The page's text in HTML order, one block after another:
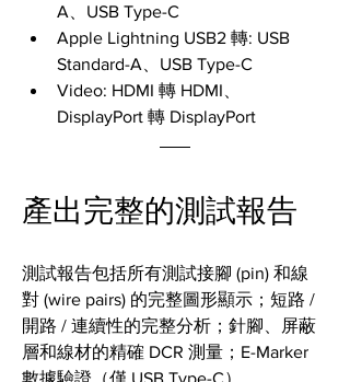
A、USB Type-C
Apple Lightning USB2 轉: USB
Standard-A、USB Type-C
Video: HDMI 轉 HDMI、
DisplayPort 轉 DisplayPort
產出完整的測試報告
測試報告包括所有測試接腳 (pin) 和線
對 (wire pairs) 的完整圖形顯示；短路 /
開路 / 連續性的完整分析；針腳、屏蔽
層和線材的精確 DCR 測量；E-Marker
數據驗證（僅 USB Type-C）。